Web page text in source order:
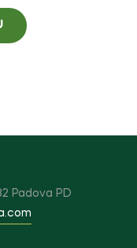
Padova PD